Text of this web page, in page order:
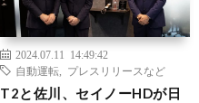
2024.07.11 14:49:42
自動運転
プレスリリースなど
T2と佐川、セイノーHDが日